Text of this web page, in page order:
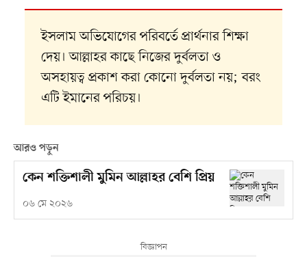
ইসলাম অভিযোগের পরিবর্তে প্রার্থনার শিক্ষা
দেয়। আল্লাহর কাছে নিজের দুর্বলতা ও
অসহায়ত্ব প্রকাশ করা কোনো দুর্বলতা নয়; বরং
এটি ইমানের পরিচয়।
আরও পড়ুন
কেন শক্তিশালী মুমিন আল্লাহর বেশি প্রিয়
০৬ মে ২০২৬